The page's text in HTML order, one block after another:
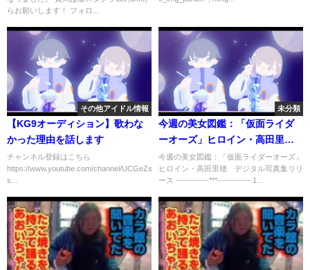
らお願いします！ フォロ...
その他アイドル情報
【KG9オーディション】歌わな
かった理由を話します
チャンネル登録はこちら
https://www.youtube.com/channel/UCGeZsXDqIcjE9lXwz830_XA?
s...
未分類
今週の美女図鑑：「仮面ライダ
ーオーズ」ヒロイン・高田里
穂 デジタル写真集リリース
今週の美女図鑑：「仮面ライダーオーズ」
ヒロイン・高田里穂 デジタル写真集リリ
ース ------------***------------ 1...